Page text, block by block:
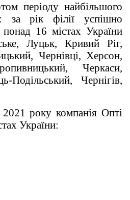
періоду найбільшого
за рік філії успішно
16 містах України
Луцьк, Кривий Ріг,
Чернівці, Херсон,
Черкаси,
Подільський, Чернігів,
року компанія Опті
України: